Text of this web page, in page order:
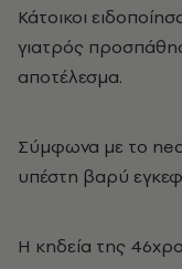
Κάτοικοι
γιατρός
αποτέλεσμα.
Σύμφωνα με το
υπέστη βαρύ
Η κηδεία της